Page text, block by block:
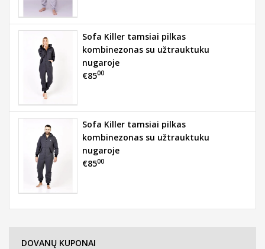
Sofa Killer tamsiai pilkas
kombinezonas su užtrauktuku
nugaroje
€8500
Sofa Killer tamsiai pilkas
kombinezonas su užtrauktuku
nugaroje
€8500
DOVANŲ KUPONAI